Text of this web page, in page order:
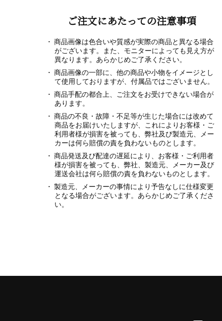
ご注文にあたっての注意事項
商品画像は色合いや質感が実際の商品と異なる場合
がございます。また、モニターによっても見え方が
異なります。あらかじめご了承ください。
商品画像の一部に、他の商品や小物をイメージとし
て使用しておりますが、付属品ではございません。
商品手配の都合上、ご注文をお受けできない場合が
あります。
商品の不良・故障・不足等が生じた場合には改めて
商品をお届けいたしますが、これによりお客様・ご
利用者様が損害を被っても、弊社及び製造元、メー
カーは何ら賠償の責を負わないものとします。
商品発送及び配達の遅延により、お客様・ご利用者
様が損害を被っても、弊社、製造元、メーカー及び
運送会社は何ら賠償の責を負わないものとします。
製造元、メーカーの事情により予告なしに仕様変更
となる場合がございます。あらかじめご了承くださ
い。